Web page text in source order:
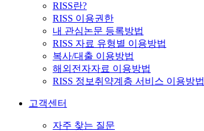
RISS란?
RISS 이용권한
내 관심논문 등록방법
RISS 자료 유형별 이용방법
복사/대출 이용방법
해외전자자료 이용방법
RISS 정보취약계층 서비스 이용방법
고객센터
자주 찾는 질문